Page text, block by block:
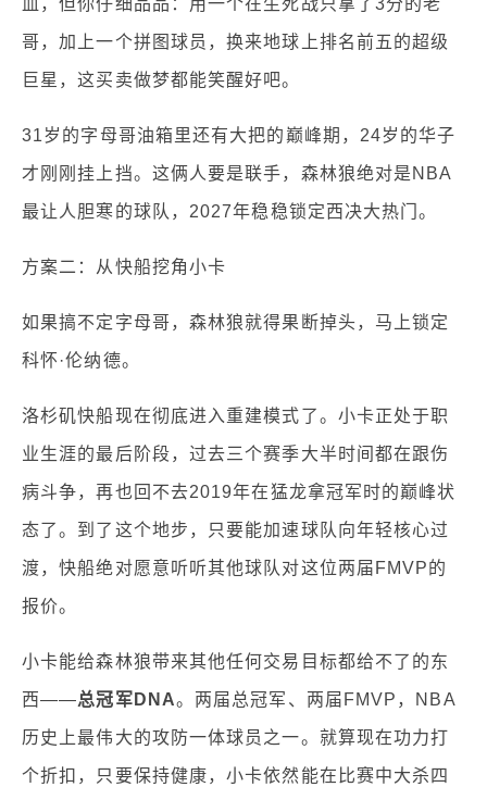
血，但你仔细品品：用一个在生死战只拿了3分的老
哥，加上一个拼图球员，换来地球上排名前五的超级
巨星，这买卖做梦都能笑醒好吧。
31岁的字母哥油箱里还有大把的巅峰期，24岁的华子
才刚刚挂上挡。这俩人要是联手，森林狼绝对是NBA
最让人胆寒的球队，2027年稳稳锁定西决大热门。
方案二：从快船挖角小卡
如果搞不定字母哥，森林狼就得果断掉头，马上锁定
科怀·伦纳德。
洛杉矶快船现在彻底进入重建模式了。小卡正处于职
业生涯的最后阶段，过去三个赛季大半时间都在跟伤
病斗争，再也回不去2019年在猛龙拿冠军时的巅峰状
态了。到了这个地步，只要能加速球队向年轻核心过
渡，快船绝对愿意听听其他球队对这位两届FMVP的
报价。
小卡能给森林狼带来其他任何交易目标都给不了的东
西——总冠军DNA。两届总冠军、两届FMVP，NBA
历史上最伟大的攻防一体球员之一。就算现在功力打
个折扣，只要保持健康，小卡依然能在比赛中大杀四